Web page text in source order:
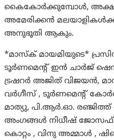
കൈകോർക്കുമ്പോൾ,
അമേരിക്കൻ
അനുഭൂതി ആകും.
*മാസ്ക് മായമിയുടെ*
ടൂർണമെന്റ് ഇൻ ചാർജ്
ട്രഷറർ അജിത് വിജയൻ,
വർഗീസ് , ടൂർണമെന്റ്
മാത്യു, പി.ആർ.ഓ. രഞ്ജിത്ത്
അംഗങ്ങൾ നിധീഷ് ജോസഫ്
കൊറ്റം , വിനു അമ്മാൾ ,